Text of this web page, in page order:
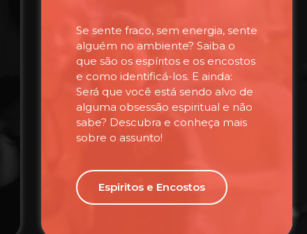
Se sente fraco, sem energia, sente
alguém no ambiente? Saiba o
que são os espíritos e os encostos
e como identificá-los. E ainda:
Será que você está sendo alvo de
alguma obsessão espiritual e não
sabe? Descubra e conheça mais
sobre o assunto!
Espiritos e Encostos